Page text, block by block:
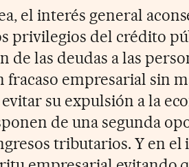
el interés general
privilegios del crédito
de las deudas a las
fracaso empresarial sin
su expulsión a la
de una segunda
tributarios. Y en el